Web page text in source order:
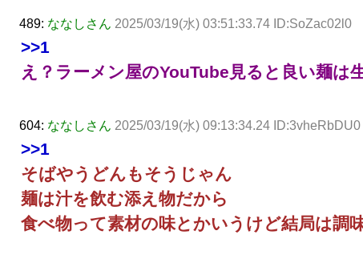
489: ななしさん 2025/03/19(水) 03:51:33.74 ID:SoZac02l0
>>1
え？ラーメン屋のYouTube見ると良い麺は
604: ななしさん 2025/03/19(水) 09:13:34.24 ID:3vheRbDU0
>>1
そばやうどんもそうじゃん
麺は汁を飲む添え物だから
食べ物って素材の味とかいうけど結局は調